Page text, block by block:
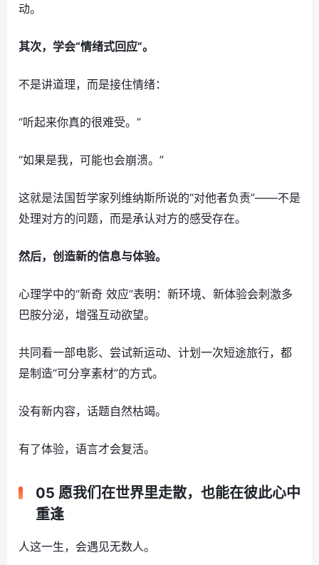
动。
其次，学会“情绪式回应”。
不是讲道理，而是接住情绪：
“听起来你真的很难受。”
“如果是我，可能也会崩溃。”
这就是法国哲学家列维纳斯所说的“对他者负责”——不是
处理对方的问题，而是承认对方的感受存在。
然后，创造新的信息与体验。
心理学中的“新奇 效应”表明：新环境、新体验会刺激多
巴胺分泌，增强互动欲望。
共同看一部电影、尝试新运动、计划一次短途旅行，都
是制造“可分享素材”的方式。
没有新内容，话题自然枯竭。
有了体验，语言才会复活。
05 愿我们在世界里走散，也能在彼此心中
重逢
人这一生，会遇见无数人。